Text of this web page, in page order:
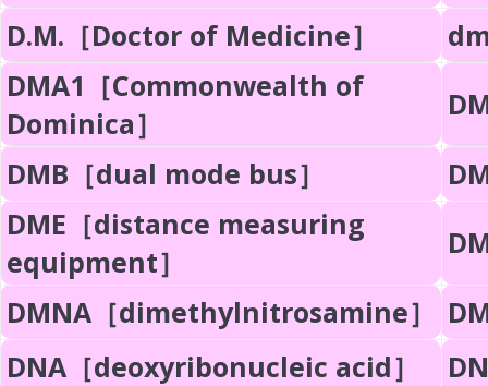
D.M.［Doctor of Medicine］
DMA1［Commonwealth of
Dominica］
DMB［dual mode bus］
DME［distance measuring
equipment］
DMNA［dimethylnitrosamine］
DNA［deoxyribonucleic acid］